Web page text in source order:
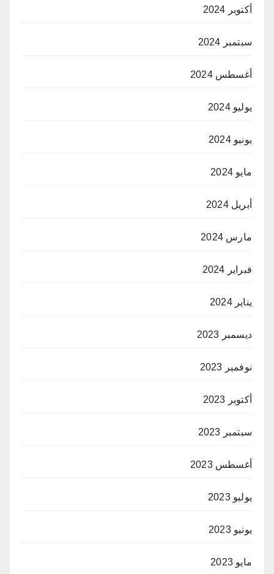
أكتوبر 2024
سبتمبر 2024
أغسطس 2024
يوليو 2024
يونيو 2024
مايو 2024
أبريل 2024
مارس 2024
فبراير 2024
يناير 2024
ديسمبر 2023
نوفمبر 2023
أكتوبر 2023
سبتمبر 2023
أغسطس 2023
يوليو 2023
يونيو 2023
مايو 2023